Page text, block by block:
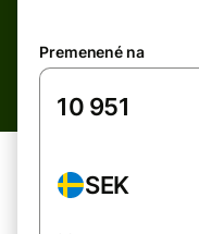
Premenené na
SEK